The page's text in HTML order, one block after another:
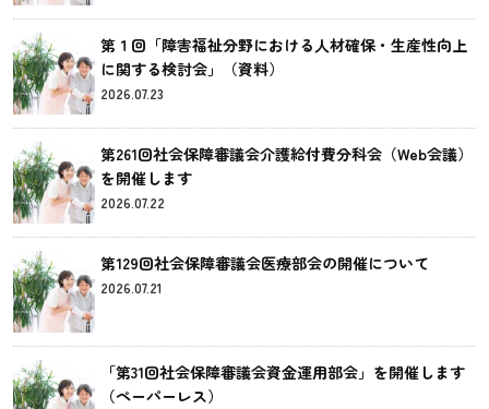
第１回「障害福祉分野における人材確保・生産性向上
に関する検討会」（資料）
2026.07.23
第261回社会保障審議会介護給付費分科会（Web会議）
を開催します
2026.07.22
第129回社会保障審議会医療部会の開催について
2026.07.21
「第31回社会保障審議会資金運用部会」を開催します
（ペーパーレス）